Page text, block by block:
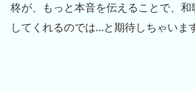
柊が、もっと本音を伝えることで、
してくれるのでは…と期待しちゃいま